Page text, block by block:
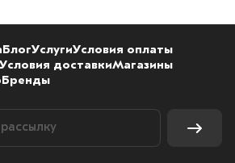
БлогУслугиУсловия оплаты
Условия доставкиМагазины
Бренды